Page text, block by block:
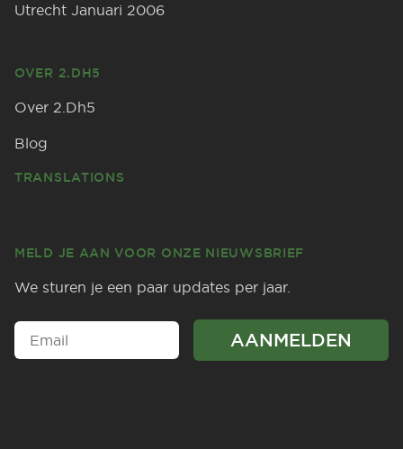
Utrecht Januari 2006
OVER 2.DH5
Over 2.Dh5
Blog
TRANSLATIONS
MELD JE AAN VOOR ONZE NIEUWSBRIEF
We sturen je een paar updates per jaar.